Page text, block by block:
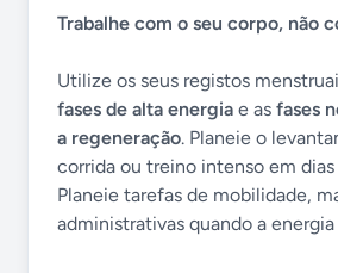
Trabalhe com o seu corpo, não
Utilize os seus registos
fases de alta energia e as fases
a regeneração. Planeie o
corrida ou treino intenso em
Planeie tarefas de mobilidade,
administrativas quando a energia